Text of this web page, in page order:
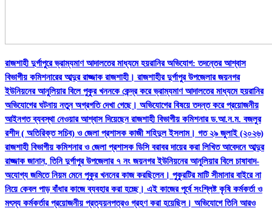
রাজশাহী দুর্গাপুরে ভ্রাম্যমাণ আদালতের মাধ্যমে হয়রানির অভিযোগ: তদন্তের আশ্বাস
বিভাগীয় কমিশনারের আব্দুর রাজ্জাক রাজশাহী। রাজশাহীর দুর্গাপুর উপজেলার জয়নগর
ইউনিয়নের আনুলিয়ার বিলে পুকুর খননকে কেন্দ্র করে ভ্রাম্যমাণ আদালতের মাধ্যমে হয়রানির
অভিযোগের ঘটনায় নতুন অগ্রগতি দেখা গেছে। অভিযোগের বিষয়ে তদন্ত করে প্রয়োজনীয়
আইনগত ব্যবস্থা নেওয়ার আশ্বাস দিয়েছেন রাজশাহী বিভাগীয় কমিশনার ড.আ.ন.ম. বজলুর
রশীদ ( অতিরিক্ত সচিব) ও জেলা প্রশাসক কাজী শহিদুল ইসলাম। গত ২৯ জুলাই (২০২৬)
রাজশাহী বিভাগীয় কমিশনার ও জেলা প্রশাসক ডিসি বরাবর দায়ের করা লিখিত আবেদনে আব্দুর
রাজ্জাক জানান, তিনি দুর্গাপুর উপজেলার ৭ নং জয়নগর ইউনিয়নের আনুলিয়ার বিলে চাষাবাদ-
অযোগ্য জমিতে নিয়ম মেনে পুকুর খননের কাজ করছিলেন। পুকুরটির মাটি সীমানার বাইরে না
নিয়ে কেবল পাড় বাঁধার কাজে ব্যবহার করা হচ্ছে। এই কাজের পূর্বে সংশ্লিষ্ট কৃষি কর্মকর্তা ও
মৎস্য কর্মকর্তার প্রয়োজনীয় প্রত্যয়নপত্রও গ্রহণ করা হয়েছিল।​ অভিযোগে তিনি আরও